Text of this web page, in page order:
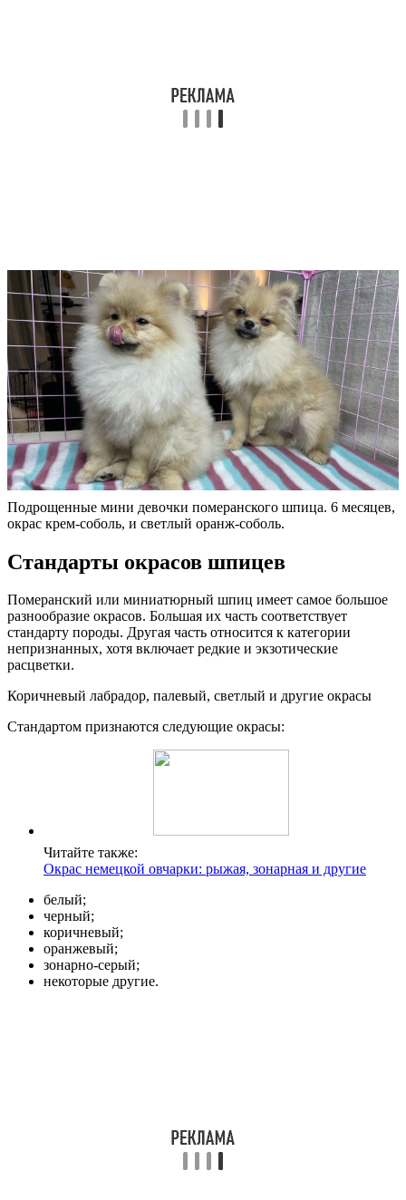
Подрощенные мини девочки померанского шпица. 6 месяцев,
окрас крем-соболь, и светлый оранж-соболь.
Стандарты окрасов шпицев
Померанский или миниатюрный шпиц имеет самое большое
разнообразие окрасов. Большая их часть соответствует
стандарту породы. Другая часть относится к категории
непризнанных, хотя включает редкие и экзотические
расцветки.
Коричневый лабрадор, палевый, светлый и другие окрасы
Стандартом признаются следующие окрасы:
Читайте также:
Окрас немецкой овчарки: рыжая, зонарная и другие
белый;
черный;
коричневый;
оранжевый;
зонарно-серый;
некоторые другие.